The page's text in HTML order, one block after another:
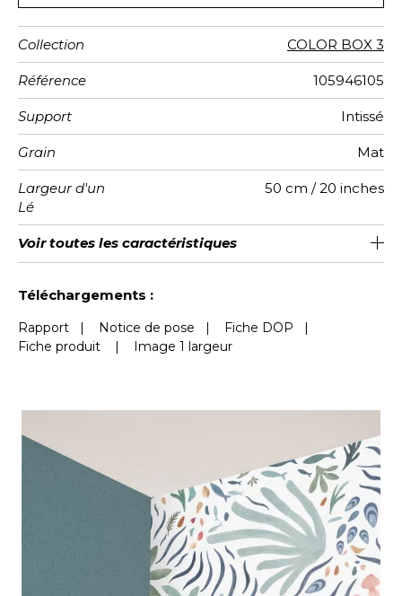
Collection COLOR BOX 3
Référence 105946105
Support Intissé
Grain Mat
Largeur d'un
Lé
50 cm / 20 inches
Hauteur 310 cm / 122 inches
Largeur
Totale
200 cm / 79 inches
Raccord Raccord droit
Nombre de
lés
4
Poids g/m² 147
Entretien Lavable
Pose colle Encollage du mur
Dépose Arrachage à sec
Norme COV A+
ASTME84 Class A
Norme
euroclass
B s1 d0
Voir toutes les caractéristiques
Téléchargements :
Rapport | Notice de pose | Fiche DOP |
Fiche produit
| Image 1 largeur